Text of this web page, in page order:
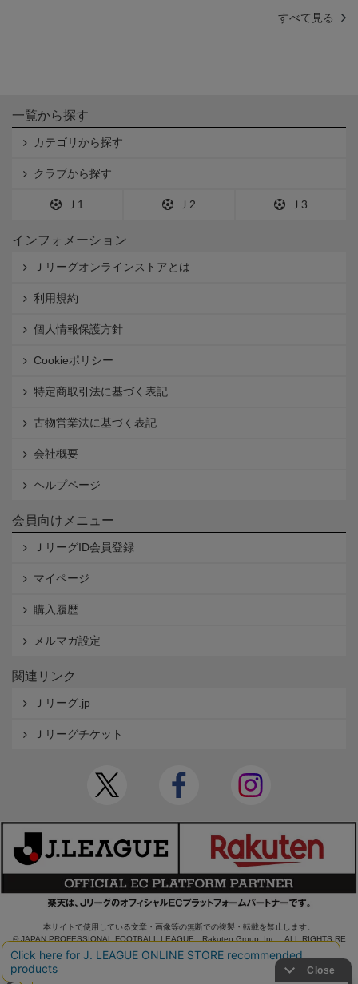
すべて見る
一覧から探す
カテゴリから探す
クラブから探す
Ｊ1 Ｊ2 Ｊ3
インフォメーション
Ｊリーグオンラインストアとは
利用規約
個人情報保護方針
Cookieポリシー
特定商取引法に基づく表記
古物営業法に基づく表記
会社概要
ヘルプページ
会員向けメニュー
ＪリーグID会員登録
マイページ
購入履歴
メルマガ設定
関連リンク
Ｊリーグ.jp
Ｊリーグチケット
本サイトで使用している文章・画像等の無断での複製・転載を禁止します。
© JAPAN PROFESSIONAL FOOTBALL LEAGUE Rakuten Group, Inc. ALL RIGHTS RE
SERVED.